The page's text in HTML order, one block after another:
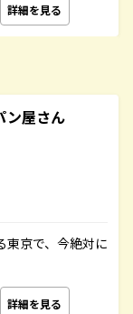
詳細を見る
屋さん
東京で、今絶対に
詳細を見る